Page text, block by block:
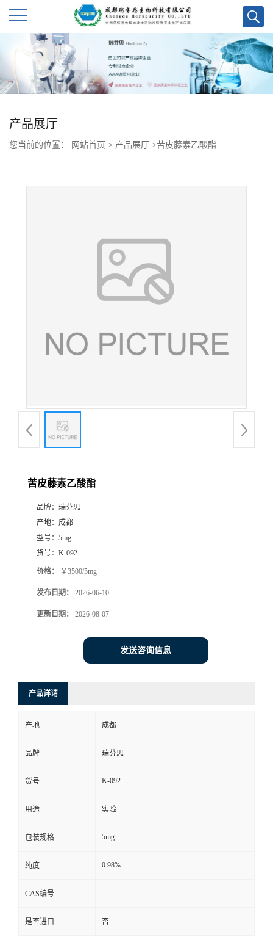
产
方
式
产品展厅
您当前的位置： 网站首页 > 产品展厅 >苦皮藤素乙酸酯
苦皮藤素乙酸酯
品牌： 瑞芬思
产地： 成都
型号： 5mg
货号： K-092
价格： ￥3500/5mg
发布日期： 2026-06-10
更新日期： 2026-08-07
发送咨询信息
产品详请
产地 成都
品牌 瑞芬思
货号 K-092
用途 实验
包装规格 5mg
纯度 0.98%
CAS编号
是否进口 否